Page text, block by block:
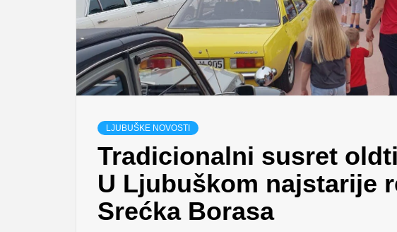
LJUBUŠKE NOVOSTI
Tradicionalni susret
U Ljubuškom najstarije
Srećka Borasa